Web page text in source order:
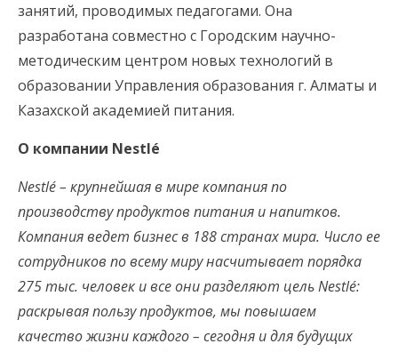
занятий, проводимых педагогами. Она
разработана совместно с Городским научно-
методическим центром новых технологий в
образовании Управления образования г. Алматы и
Казахской академией питания.
О компании Nestlé
Nestlé – крупнейшая в мире компания по
производству продуктов питания и напитков.
Компания ведет бизнес в 188 странах мира. Число ее
сотрудников по всему миру насчитывает порядка
275 тыс. человек и все они разделяют цель Nestlé:
раскрывая пользу продуктов, мы повышаем
качество жизни каждого – сегодня и для будущих